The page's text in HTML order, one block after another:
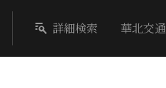
詳細検索 華北交通